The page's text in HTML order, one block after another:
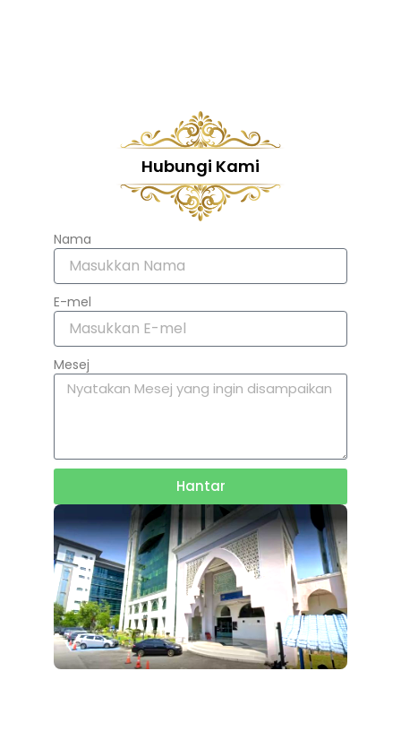
Hubungi Kami
Nama
E-mel
Mesej
Hantar